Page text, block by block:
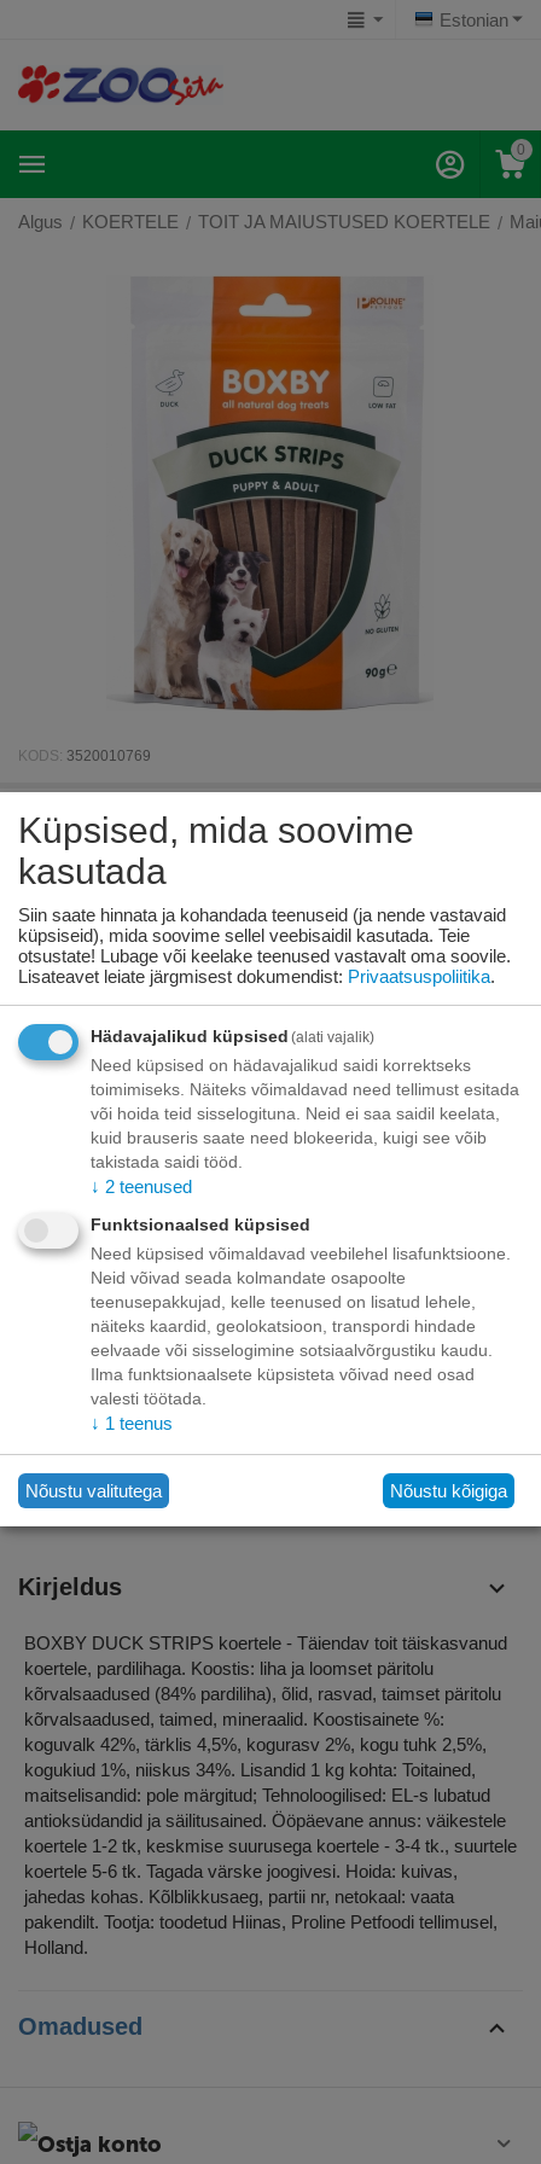
Estonian
0
Algus / KOERTELE / TOIT JA MAIUSTUSED KOERTELE /
KODS: 3520010769
BOXBY PARTI RIBAD koertele 90g
Pole laos
Võtke
meiega
ühendust
toote
kohta
Toode on
saadaval:
06/08/2026
Teavitage mind, kui toode on laos
Lisage sooviloendisse
Kohaletoimetamine
Tasuta kohaletoimetamine teie ukse taha tellimustele üle
70.00 euro!
Saatmiskulud kuni 69,99 eurot:
Venipaki kullerteenus – 10.00 EUR
Unisend pakiautomaat - 3,50 eurot
Omniva pakiautomaat - 5,00 eurot
Makse
Kirjeldus
BOXBY DUCK STRIPS koertele - Täiendav toit täiskasvanud
koertele, pardilihaga. Koostis: liha ja loomset päritolu
kõrvalsaadused (84% pardiliha), õlid, rasvad, taimset päritolu
kõrvalsaadused, taimed, mineraalid. Koostisainete %:
koguvalk 42%, tärklis 4,5%, kogurasv 2%, kogu tuhk 2,5%,
kogukiud 1%, niiskus 34%. Lisandid 1 kg kohta: Toitained,
maitselisandid: pole märgitud; Tehnoloogilised: EL-s lubatud
antioksüdandid ja säilitusained. Ööpäevane annus: väikestele
koertele 1-2 tk, keskmise suurusega koertele - 3-4 tk., suurtele
koertele 5-6 tk. Tagada värske joogivesi. Hoida: kuivas,
jahedas kohas. Kõlblikkusaeg, partii nr, netokaal: vaata
pakendilt. Tootja: toodetud Hiinas, Proline Petfoodi tellimusel,
Holland.
Omadused
Ostja konto
Küpsised, mida soovime
kasutada
Siin saate hinnata ja kohandada teenuseid (ja nende vastavaid
küpsiseid), mida soovime sellel veebisaidil kasutada. Teie
otsustate! Lubage või keelake teenused vastavalt oma soovile.
Lisateavet leiate järgmisest dokumendist: Privaatsuspoliitika.
Hädavajalikud küpsised (alati vajalik)
Need küpsised on hädavajalikud saidi korrektseks
toimimiseks. Näiteks võimaldavad need tellimust esitada
või hoida teid sisselogituna. Neid ei saa saidil keelata,
kuid brauseris saate need blokeerida, kuigi see võib
takistada saidi tööd.
↓ 2 teenused
Funktsionaalsed küpsised
Need küpsised võimaldavad veebilehel lisafunktsioone.
Neid võivad seada kolmandate osapoolte
teenusepakkujad, kelle teenused on lisatud lehele,
näiteks kaardid, geolokatsioon, transpordi hindade
eelvaade või sisselogimine sotsiaalvõrgustiku kaudu.
Ilma funktsionaalsete küpsisteta võivad need osad
valesti töötada.
↓ 1 teenus
Nõustu valitutega Nõustu kõigiga